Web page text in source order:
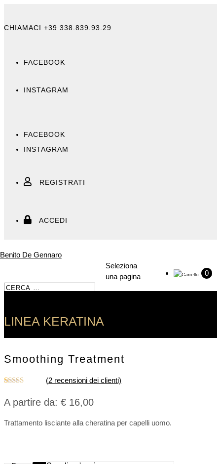
content
CHIAMACI +39 338.839.93.29
FACEBOOK
INSTAGRAM
FACEBOOK
INSTAGRAM
REGISTRATI
ACCEDI
0
Seleziona
una pagina
Search
LINEA KERATINA
Smoothing Treatment
5.00 su 5 su
base di
(2 recensioni dei clienti)
A partire da: € 16,00
Trattamento lisciante alla cheratina per capelli uomo.